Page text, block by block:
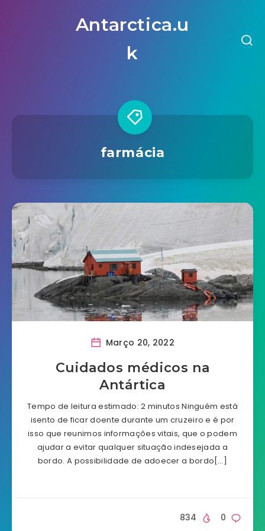
Antarctica.u
k
farmácia
Março 20, 2022
Cuidados médicos na
Antártica
Tempo de leitura estimado: 2 minutos Ninguém está
isento de ficar doente durante um cruzeiro e é por
isso que reunimos informações vitais, que o podem
ajudar a evitar qualquer situação indesejada a
bordo. A possibilidade de adoecer a bordo[…]
0
834